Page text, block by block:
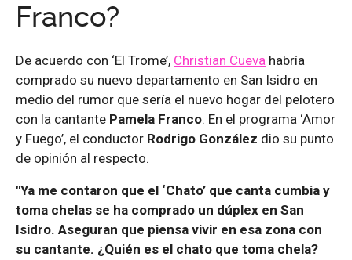
Franco?
De acuerdo con ‘El Trome’, Christian Cueva habría
comprado su nuevo departamento en San Isidro en
medio del rumor que sería el nuevo hogar del pelotero
con la cantante Pamela Franco. En el programa ‘Amor
y Fuego’, el conductor Rodrigo González dio su punto
de opinión al respecto.
"Ya me contaron que el ‘Chato’ que canta cumbia y
toma chelas se ha comprado un dúplex en San
Isidro. Aseguran que piensa vivir en esa zona con
su cantante. ¿Quién es el chato que toma chela?